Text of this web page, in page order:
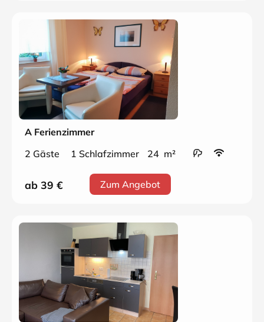
A Ferienzimmer
2 Gäste
1 Schlafzimmer 24 m²
ab 39 € Zum Angebot